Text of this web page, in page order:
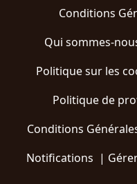
Conditions
Qui sommes-
Politique sur les
Politique de
Conditions
Notifications |